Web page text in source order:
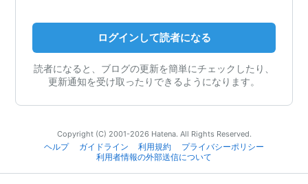
ログインして読者になる
読者になると、ブログの更新を簡単にチェックしたり、
更新通知を受け取ったりできるようになります。
Copyright (C) 2001-2026 Hatena. All Rights Reserved.
ヘルプ
ガイドライン 利用規約
プライバシーポリシー
利用者情報の外部送信について